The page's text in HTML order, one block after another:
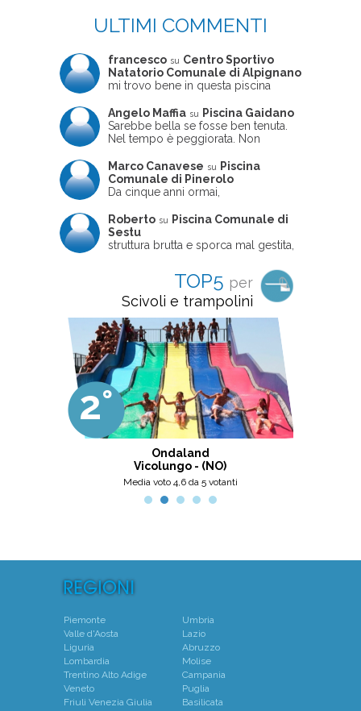
ULTIMI COMMENTI
francesco su Centro Sportivo
Natatorio Comunale di Alpignano
mi trovo bene in questa piscina
Angelo Maffia su
Piscina Gaidano
Sarebbe bella se fosse ben tenuta.
Nel tempo è peggiorata. Non
ne usciva insieme a me non ha
ritrovato le sue scarpe! Peccato
perché potrebbe essere un'ottima
frequentata non magnificamente
Marco Canavese su
Piscina
Comunale di Pinerolo
Da cinque anni ormai,
pomeriggio trascorro cinque-sei ore
in questa magnifica piscina con i miei
due figli che sono letteralmente
piccola, un po' in vasca grande, negli
spazi riservati al nuoto libero,
giochiamo, nuotiamo e facciamo
apnea insieme (sono stato assistente
bagnanti ed istruttore di nuoto in
gioventù, ora lo faccio per loro
come papà). Si tratta di una struttura
molto accogliente, pulita, bella,
gestita da personale di grande
professionalità, umanità e cortesia.
Ottima scelta, nel pinerolese il
meglio, secondo me.
Roberto su
Piscina Comunale di
Sestu
struttura brutta e sporca mal gestita,
poco professionale. la sconsiglio a
tutti coloro che amano le cose fatte
seriamente poiché é tutto
improvvisato
TOP5 per
Scivoli e trampolini
2°
Ondaland
Vicolungo - (NO)
Media voto 4,6 da 5 votanti
Piemonte
Valle d'Aosta
Liguria
Lombardia
Trentino Alto Adige
Veneto
Friuli Venezia Giulia
Umbria
Lazio
Abruzzo
Molise
Campania
Puglia
Basilicata